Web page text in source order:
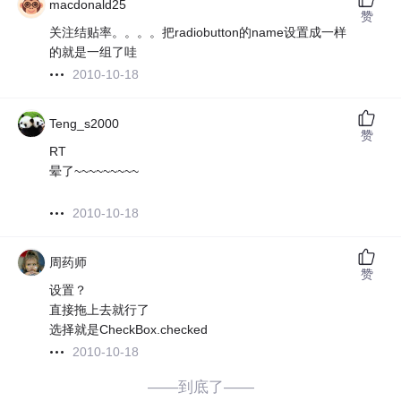
macdonald25
关注结贴率。。。。把radiobutton的name设置成一样
的就是一组了哇
2010-10-18
赞
Teng_s2000
RT
晕了~~~~~~~~~
2010-10-18
赞
周药师
设置？
直接拖上去就行了
选择就是CheckBox.checked
2010-10-18
赞
——到底了——